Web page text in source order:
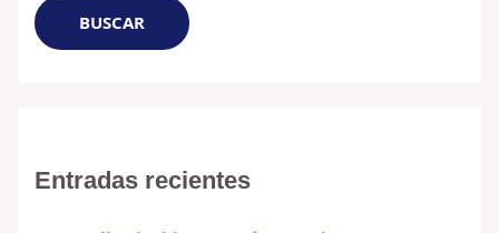
Entradas recientes